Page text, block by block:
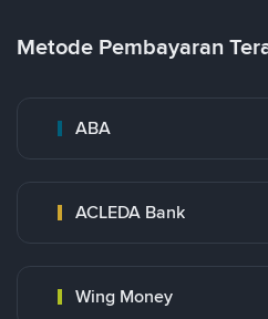
Metode Pembayaran
ABA
ACLEDA Bank
Wing Money